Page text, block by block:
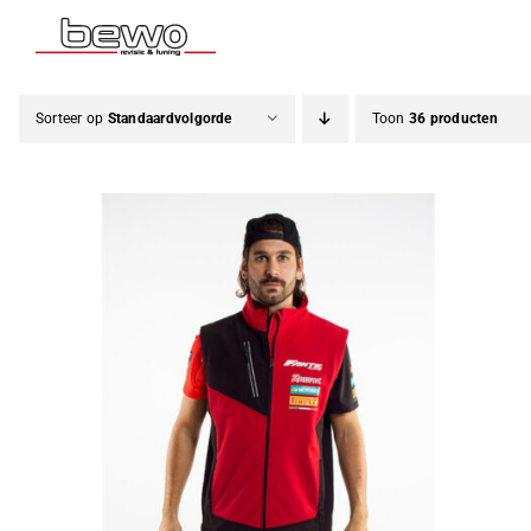
naar
Sorteer op Standaardvolgorde Toon 36 producten